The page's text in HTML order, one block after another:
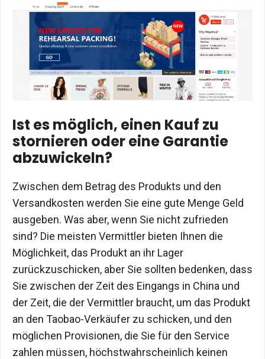
Ist es möglich, einen Kauf zu
stornieren oder eine Garantie
abzuwickeln?
Zwischen dem Betrag des Produkts und den
Versandkosten werden Sie eine gute Menge Geld
ausgeben. Was aber, wenn Sie nicht zufrieden
sind? Die meisten Vermittler bieten Ihnen die
Möglichkeit, das Produkt an ihr Lager
zurückzuschicken, aber Sie sollten bedenken, dass
Sie zwischen der Zeit des Eingangs in China und
der Zeit, die der Vermittler braucht, um das Produkt
an den Taobao-Verkäufer zu schicken, und den
möglichen Provisionen, die Sie für den Service
zahlen müssen, höchstwahrscheinlich keinen